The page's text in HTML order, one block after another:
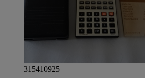
315410925